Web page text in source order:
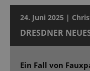
24. Juni 2025 |
DRESDNER
Ein Fall von